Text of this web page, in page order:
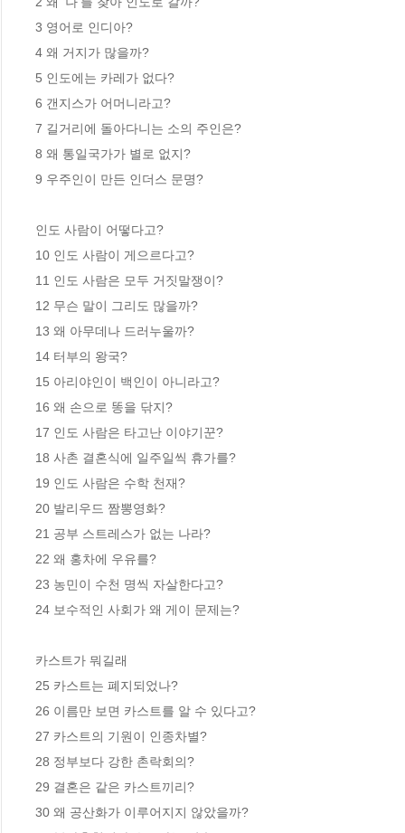
3 영어로 인디아?
4 왜 거지가 많을까?
5 인도에는 카레가 없다?
6 갠지스가 어머니라고?
7 길거리에 돌아다니는 소의 주인은?
8 왜 통일국가가 별로 없지?
9 우주인이 만든 인더스 문명?
인도 사람이 어떻다고?
10 인도 사람이 게으르다고?
11 인도 사람은 모두 거짓말쟁이?
12 무슨 말이 그리도 많을까?
13 왜 아무데나 드러누울까?
14 터부의 왕국?
15 아리야인이 백인이 아니라고?
16 왜 손으로 똥을 닦지?
17 인도 사람은 타고난 이야기꾼?
18 사촌 결혼식에 일주일씩 휴가를?
19 인도 사람은 수학 천재?
20 발리우드 짬뽕영화?
21 공부 스트레스가 없는 나라?
22 왜 홍차에 우유를?
23 농민이 수천 명씩 자살한다고?
24 보수적인 사회가 왜 게이 문제는?
카스트가 뭐길래
25 카스트는 폐지되었나?
26 이름만 보면 카스트를 알 수 있다고?
27 카스트의 기원이 인종차별?
28 정부보다 강한 촌락회의?
29 결혼은 같은 카스트끼리?
30 왜 공산화가 이루어지지 않았을까?